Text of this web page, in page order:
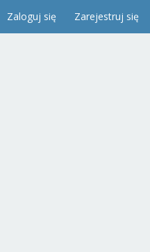
Zaloguj się Zarejestruj się